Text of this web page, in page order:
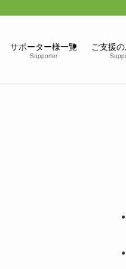
サポーター様一覧
Supporter
ご支援